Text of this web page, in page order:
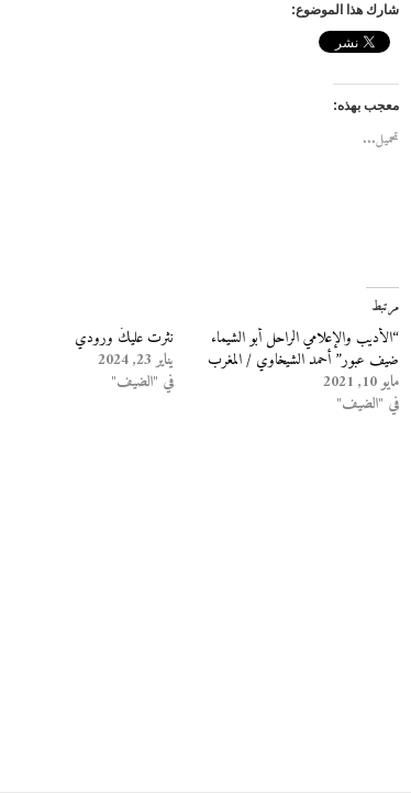
شارك هذا الموضوع:
معجب بهذه:
تحميل...
مرتبط
“الأديب والإعلامي الراحل أبو الشيماء
ضيف عبور” أحمد الشيخاوي / المغرب
مايو 10, 2021
في "الضيف"
نثرت عليكَ ورودي
يناير 23, 2024
في "الضيف"